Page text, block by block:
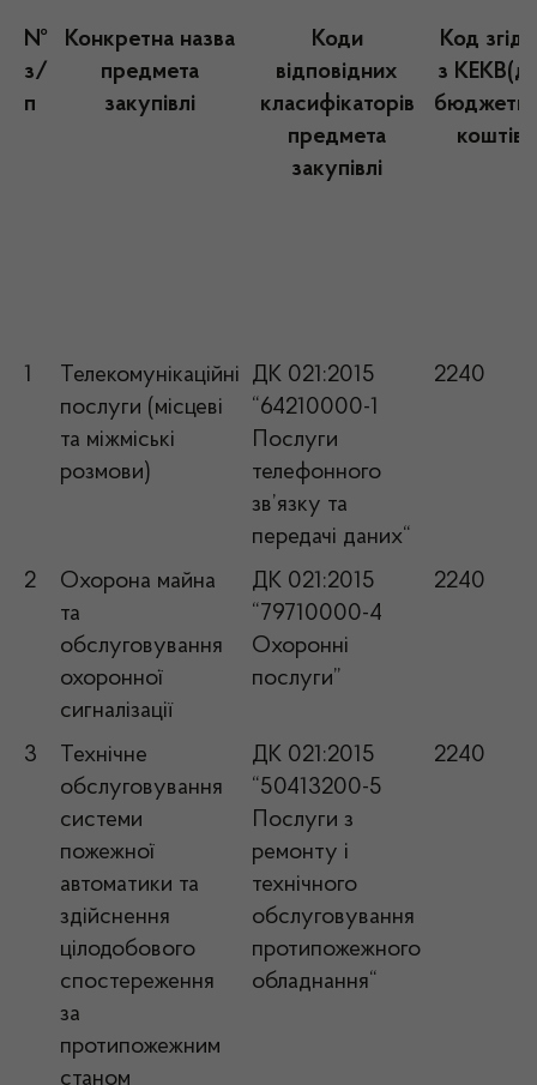
№
з/
п
Конкретна назва
предмета
закупівлі
Коди
відповідних
класифікаторів
предмета
закупівлі
Код
з
коштів)
1
Телекомунікаційні
послуги (місцеві
та міжміські
розмови)
ДК 021:2015
“64210000-1
Послуги
телефонного
зв’язку та
передачі даних“
2240
2
Охорона майна
та
обслуговування
охоронної
сигналізації
ДК 021:2015
“79710000-4
Охоронні
послуги”
2240
3
Технічне
обслуговування
системи
пожежної
автоматики та
здійснення
цілодобового
спостереження
за
протипожежним
станом
ДК 021:2015
“50413200-5
Послуги з
ремонту і
технічного
обслуговування
протипожежного
обладнання“
2240